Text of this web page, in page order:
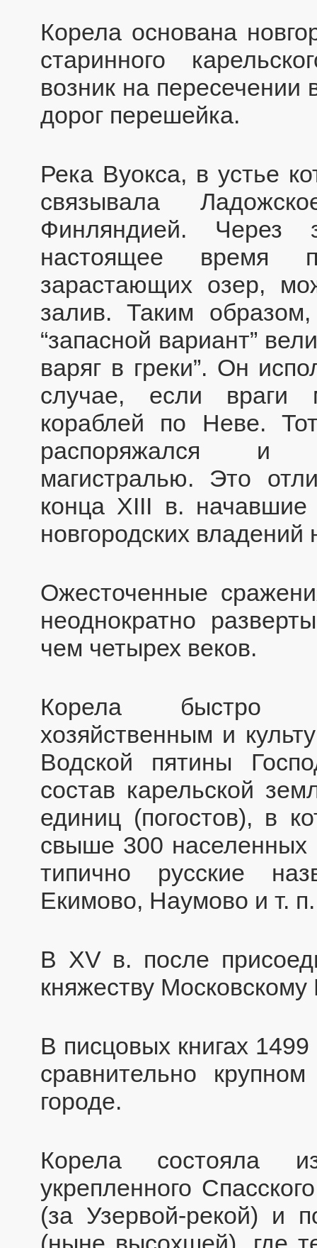
Корела основана
старинного
возник на
дорог перешейка.
Река Вуокса, в устье
связывала
Финляндией. Через
настоящее время
зарастающих озер,
залив. Таким
“запасной вариант”
варяг в греки”. Он
случае, если враги
кораблей по Неве.
распоряжался и
магистралью. Это
конца XIII в. начавшие
новгородских
Ожесточенные
неоднократно
чем четырех веков.
Корела быстро
хозяйственным и
Водской пятины
состав карельской
единиц (погостов), в
свыше 300 населенных
типично русские
Екимово, Наумово и т. п.
В XV в. после
княжеству
В писцовых книгах 1499
сравнительно
городе.
Корела состояла
укрепленного
(за Узервой-рекой) и